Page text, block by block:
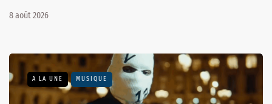
8 août 2026
A LA UNE MUSIQUE